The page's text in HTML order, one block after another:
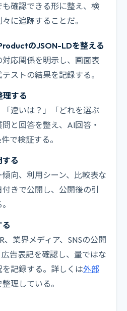
確認できる形に整え、検
に追跡することだ。
のJSON-LDを整える
応関係を明示し、画面表
ストの結果を記録する。
理する
「違いは？」「どれを選ぶ
と回答を整え、AI回答・
で検証する。
る
向、利用シーン、比較表な
きで公開し、公開後の引
、業界メディア、SNSの公開
告表記を確認し、量ではな
を記録する。詳しくは外部
整理している。